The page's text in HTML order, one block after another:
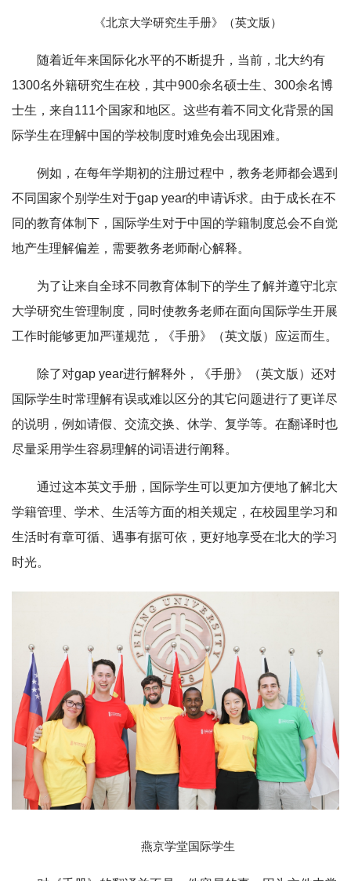
《北京大学研究生手册》（英文版）
随着近年来国际化水平的不断提升，当前，北大约有
1300名外籍研究生在校，其中900余名硕士生、300余名博
士生，来自111个国家和地区。这些有着不同文化背景的国
际学生在理解中国的学校制度时难免会出现困难。
例如，在每年学期初的注册过程中，教务老师都会遇到
不同国家个别学生对于gap year的申请诉求。由于成长在不
同的教育体制下，国际学生对于中国的学籍制度总会不自觉
地产生理解偏差，需要教务老师耐心解释。
为了让来自全球不同教育体制下的学生了解并遵守北京
大学研究生管理制度，同时使教务老师在面向国际学生开展
工作时能够更加严谨规范，《手册》（英文版）应运而生。
除了对gap year进行解释外，《手册》（英文版）还对
国际学生时常理解有误或难以区分的其它问题进行了更详尽
的说明，例如请假、交流交换、休学、复学等。在翻译时也
尽量采用学生容易理解的词语进行阐释。
通过这本英文手册，国际学生可以更加方便地了解北大
学籍管理、学术、生活等方面的相关规定，在校园里学习和
生活时有章可循、遇事有据可依，更好地享受在北大的学习
时光。
燕京学堂国际学生